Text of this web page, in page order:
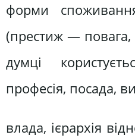
форми
(престиж — повага,
думці
професія, посада,
влада, ієрархія